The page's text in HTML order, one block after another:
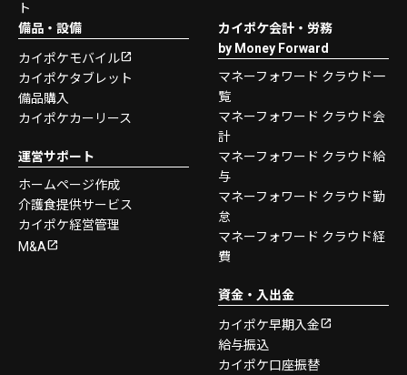
ト
備品・設備
カイポケモバイル
カイポケタブレット
備品購入
カイポケカーリース
運営サポート
ホームページ作成
介護食提供サービス
カイポケ経営管理
M&A
カイポケ会計・労務
by Money Forward
マネーフォワード クラウド一
覧
マネーフォワード クラウド会
計
マネーフォワード クラウド給
与
マネーフォワード クラウド勤
怠
マネーフォワード クラウド経
費
資金・入出金
カイポケ早期入金
給与振込
カイポケ口座振替